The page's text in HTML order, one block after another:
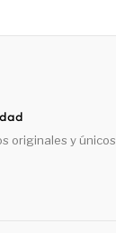
originales y únicos